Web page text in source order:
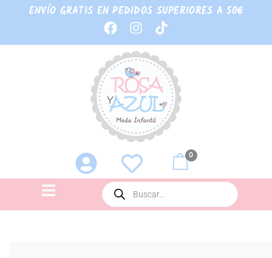
ENVÍO GRATIS EN PEDIDOS SUPERIORES A 50€
0